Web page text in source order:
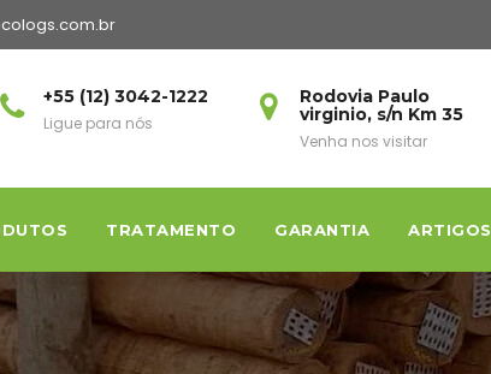
+55 (12) 3042-1222
Ligue para nós
Rodovia Paulo
virginio, s/n Km 35
Venha nos visitar
TRATAMENTO GARANTIA ARTIGOS